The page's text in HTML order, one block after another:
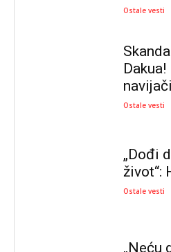
Ostale vesti
Ostale vesti
„Dođi
život“:
Ostale vesti
„Neću